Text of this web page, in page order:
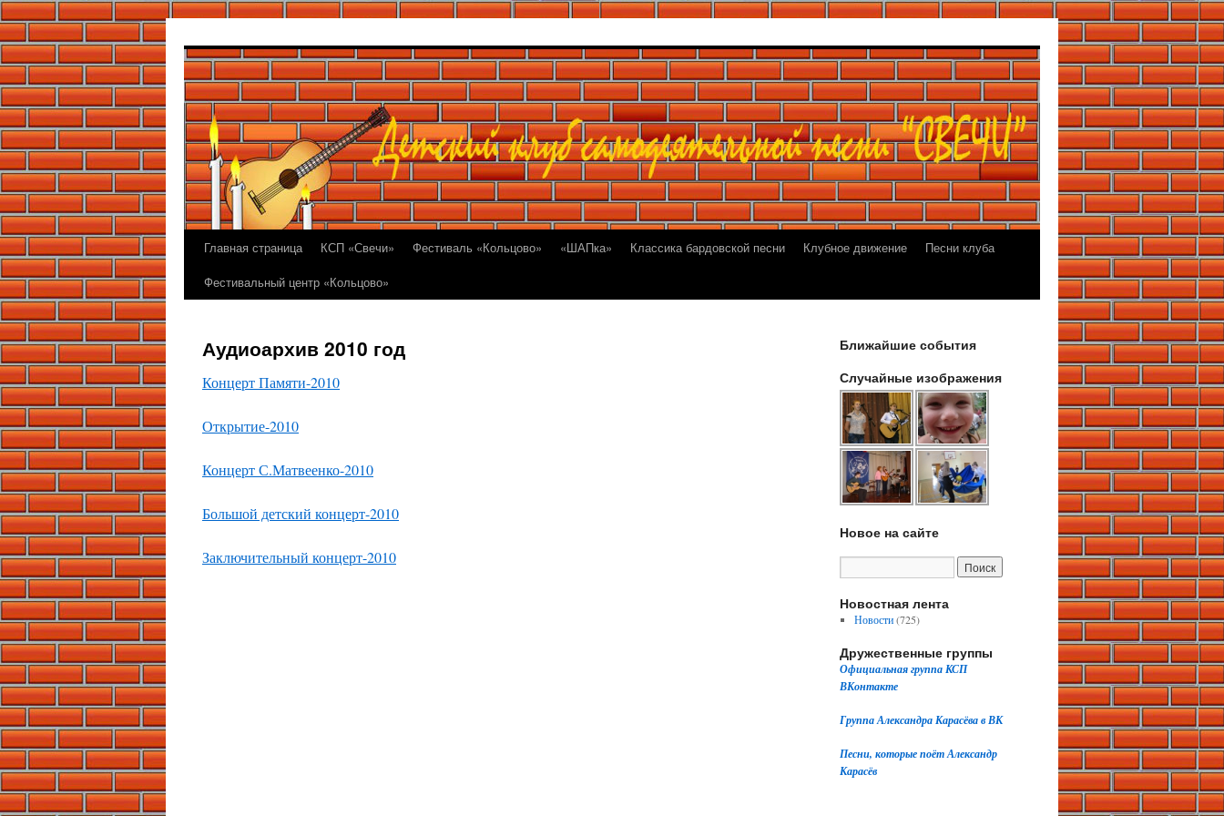
содержимому
Главная страница КСП «Свечи» Фестиваль «Кольцово» «ШАПка» Классика бардовской песни Клубное движение
Песни клуба
Фестивальный центр «Кольцово»
Аудиоархив 2010 год
Концерт Памяти-2010
Открытие-2010
Концерт С.Матвеенко-2010
Большой детский концерт-2010
Заключительный концерт-2010
Ближайшие события
Случайные изображения
Новое на сайте
Новостная лента
Новости(725)
Дружественные группы
Официальная группа КСП
ВКонтакте
Группа Александра Карасёва в ВК
Песни, которые поёт Александр
Карасёв